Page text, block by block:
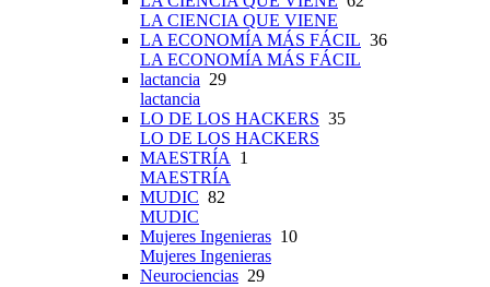
LA CIENCIA QUE VIENE
LA ECONOMÍA MÁS FÁCIL 36
LA ECONOMÍA MÁS FÁCIL
lactancia 29
lactancia
LO DE LOS HACKERS 35
LO DE LOS HACKERS
MAESTRÍA
1
MAESTRÍA
MUDIC 82
MUDIC
Mujeres Ingenieras 10
Mujeres Ingenieras
Neurociencias 29